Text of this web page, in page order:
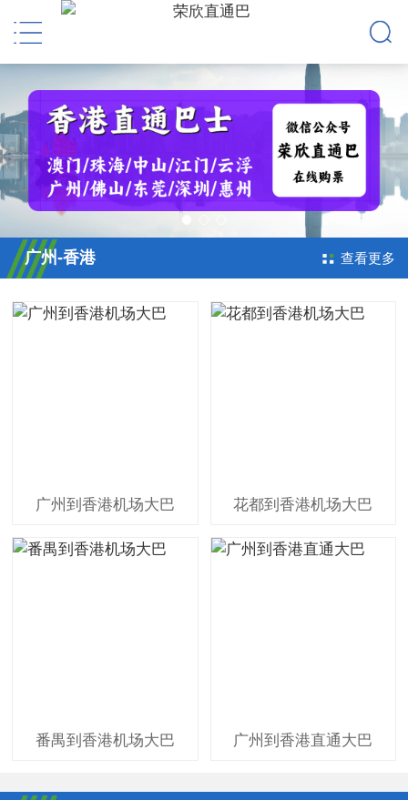
广州-香港 查看更多
广州到香港机场大巴 花都到香港机场大巴
番禺到香港机场大巴 广州到香港直通大巴